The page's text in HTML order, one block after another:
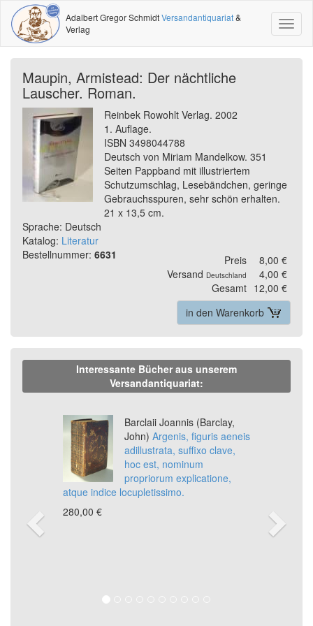
Adalbert Gregor SchmidtVersandantiquariat&
Verlag
Maupin, Armistead: Der nächtliche
Lauscher. Roman.
Reinbek Rowohlt Verlag. 2002
1. Auflage.
ISBN 3498044788
Deutsch von Miriam Mandelkow. 351
Seiten Pappband mit illustriertem
Schutzumschlag, Lesebändchen, geringe
Gebrauchsspuren, sehr schön erhalten.
21 x 13,5 cm.
Sprache: Deutsch
Katalog: Literatur
Bestellnummer: 6631 Preis
8,00 €
Versand Deutschland
4,00 €
Gesamt 12,00 €
in den Warenkorb
Interessante Bücher aus unserem
Versandantiquariat:
Barclaii Joannis (Barclay,
John) Argenis, figuris aeneis
adillustrata, suffixo clave,
hoc est, nominum
propriorum explicatione,
atque indice locupletissimo.
280,00 €
Previous